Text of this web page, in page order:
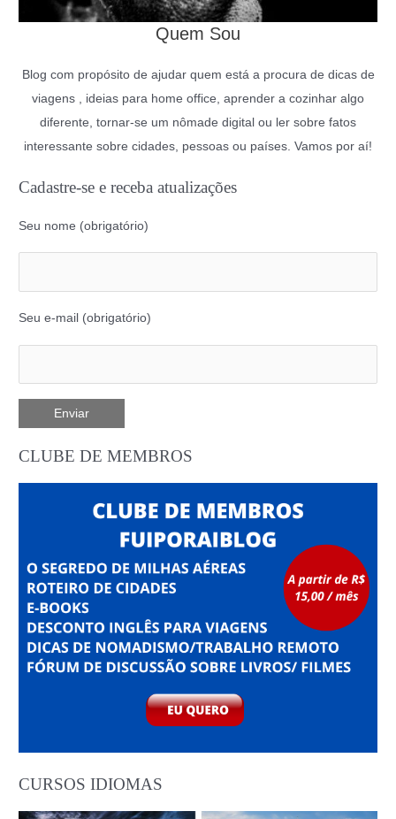
Quem Sou
Blog com propósito de ajudar quem está a procura de dicas de
viagens , ideias para home office, aprender a cozinhar algo
diferente, tornar-se um nômade digital ou ler sobre fatos
interessante sobre cidades, pessoas ou países. Vamos por aí!
Cadastre-se e receba atualizações
Seu nome (obrigatório)
Seu e-mail (obrigatório)
CLUBE DE MEMBROS
CURSOS IDIOMAS